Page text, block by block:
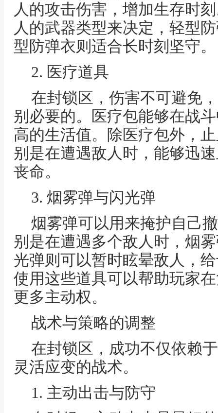
人的攻击伤害，增加生存时
人的武器类型来决定，轻型
型防弹衣则适合长时刻坚守。
2. 医疗道具
在封锁区，伤害不可避免
别必要的。医疗包能够在战
高的生活值。除医疗包外，
别是在遭遇敌人时，能够迅
丧命。
3. 烟雾弹与闪光弹
烟雾弹可以用来掩护自己
别是在遭遇多个敌人时，烟
光弹则可以暂时眩晕敌人，
使用这些道具可以帮助玩家
更多主动权。
战术与策略的调整
在封锁区，成功不仅依赖
灵活应变的战术。
1. 主动出击与防守